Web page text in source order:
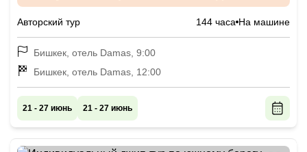
Авторский тур 144 часа На машине
Бишкек, отель Damas, 9:00
Бишкек, отель Damas, 12:00
21 - 27 июнь 21 - 27 июнь